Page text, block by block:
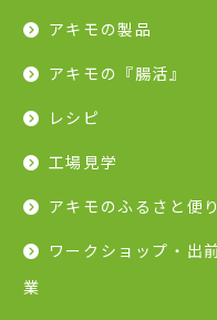
アキモの製品
アキモの『腸活』
レシピ
工場見学
アキモのふるさと便り
ワークショップ・出
業